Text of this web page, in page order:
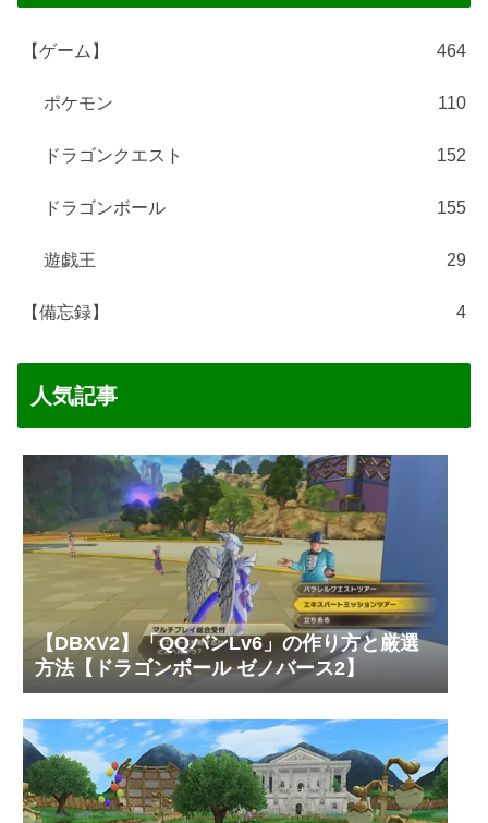
【ゲーム】 464
ポケモン 110
ドラゴンクエスト 152
ドラゴンボール 155
遊戯王 29
【備忘録】 4
人気記事
【DBXV2】「QQバンLv6」の作り方と厳選
方法【ドラゴンボール ゼノバース2】